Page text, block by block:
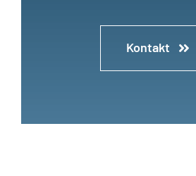
Kontakt